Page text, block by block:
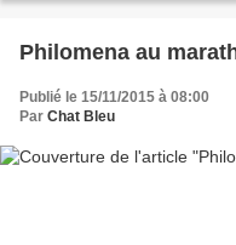
Philomena au
Publié le 15/11/2015 à 08:00
Par Chat Bleu